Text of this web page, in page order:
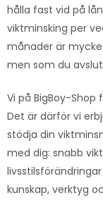
hålla fast vid på
viktminsking per
månader är
men som du
Vi på BigBoy-
Det är därför vi
stödja din
med dig: snabb
kunskap, verktyg